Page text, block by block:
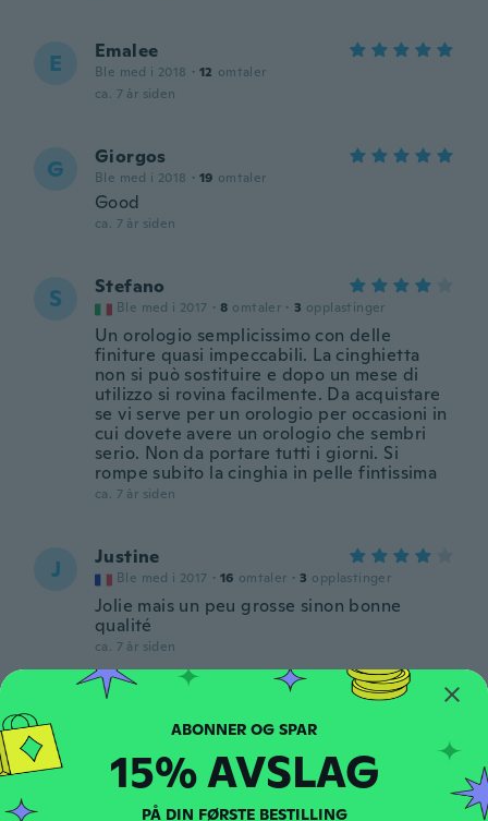
E Emalee
Ble med i 2018 · 12 omtaler
ca. 7 år siden
G Giorgos
Ble med i 2018 · 19 omtaler
Good
ca. 7 år siden
S Stefano
Ble med i 2017 · 8 omtaler · 3 opplastinger
Un orologio semplicissimo con delle
finiture quasi impeccabili. La cinghietta
non si può sostituire e dopo un mese di
utilizzo si rovina facilmente. Da acquistare
se vi serve per un orologio per occasioni in
cui dovete avere un orologio che sembri
serio. Non da portare tutti i giorni. Si
rompe subito la cinghia in pelle fintissima
ca. 7 år siden
J Justine
Ble med i 2017 · 16 omtaler · 3 opplastinger
Jolie mais un peu grosse sinon bonne
qualité
ca. 7 år siden
W Ble med i 2018 23 omtaler · 14
Ótimo produto
ca. 7 år siden
15% AVSLAG
PÅ DIN FØRSTE BESTILLING